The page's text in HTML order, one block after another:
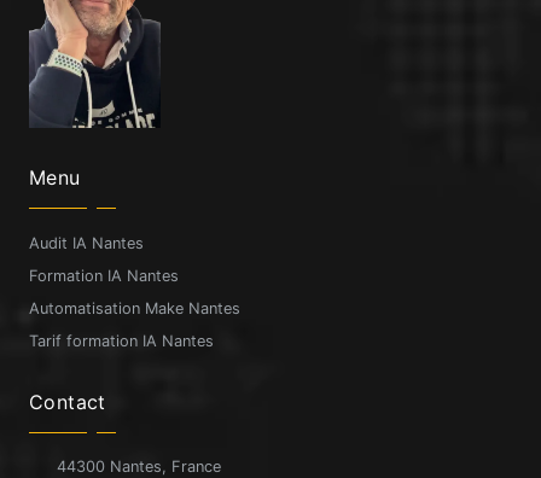
Menu
Audit IA Nantes
Formation IA Nantes
Automatisation Make Nantes
Tarif formation IA Nantes
Contact
44300 Nantes, France